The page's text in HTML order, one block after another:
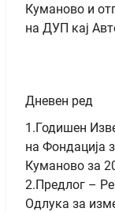
Куманово и
на ДУП кај
Дневен ред
1.Годишен
на Фондација
Куманово
2.Предлог –
Oдлука за